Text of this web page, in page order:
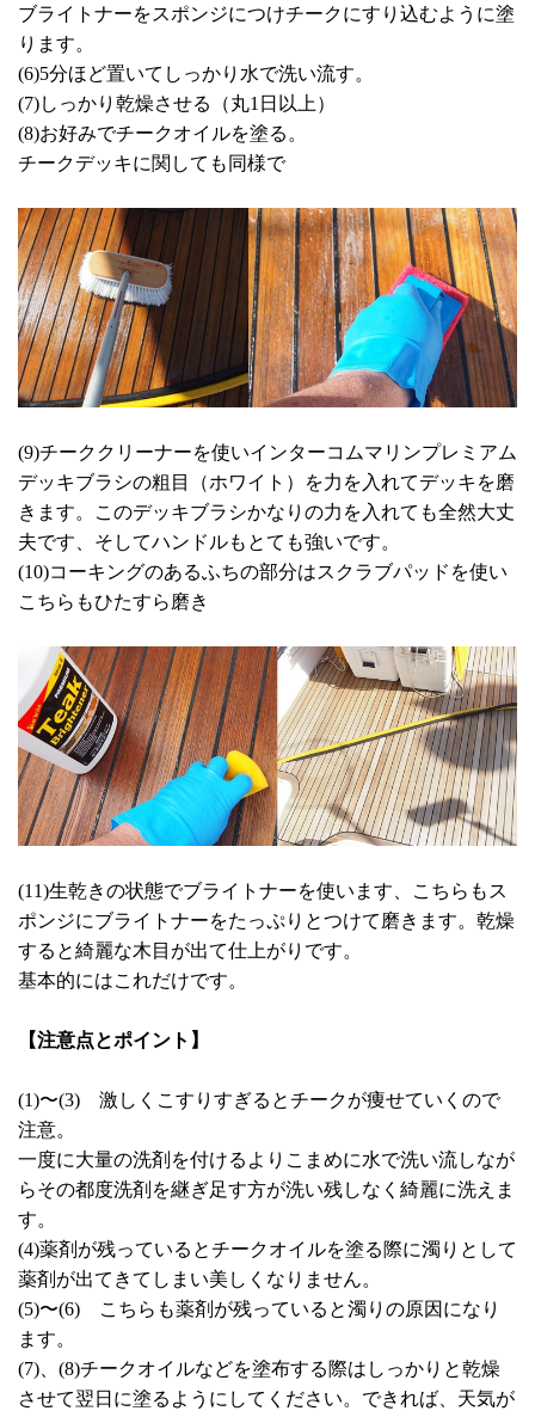
ブライトナーをスポンジにつけチークにすり込むように塗
ります。
(6)5分ほど置いてしっかり水で洗い流す。
(7)しっかり乾燥させる（丸1日以上）
(8)お好みでチークオイルを塗る。
チークデッキに関しても同様で
(9)チーククリーナーを使いインターコムマリンプレミアム
デッキブラシの粗目（ホワイト）を力を入れてデッキを磨
きます。このデッキブラシかなりの力を入れても全然大丈
夫です、そしてハンドルもとても強いです。
(10)コーキングのあるふちの部分はスクラブパッドを使い
こちらもひたすら磨き
(11)生乾きの状態でブライトナーを使います、こちらもス
ポンジにブライトナーをたっぷりとつけて磨きます。乾燥
すると綺麗な木目が出て仕上がりです。
基本的にはこれだけです。
【注意点とポイント】
(1)〜(3) 激しくこすりすぎるとチークが痩せていくので
注意。
一度に大量の洗剤を付けるよりこまめに水で洗い流しなが
らその都度洗剤を継ぎ足す方が洗い残しなく綺麗に洗えま
す。
(4)薬剤が残っているとチークオイルを塗る際に濁りとして
薬剤が出てきてしまい美しくなりません。
(5)〜(6) こちらも薬剤が残っていると濁りの原因になり
ます。
(7)、(8)チークオイルなどを塗布する際はしっかりと乾燥
させて翌日に塗るようにしてください。できれば、天気が